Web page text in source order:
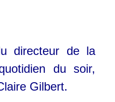
directeur de la
du soir,
Gilbert.